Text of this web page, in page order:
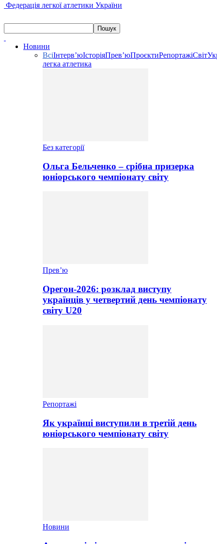
Федерація легкої атлетики України
Новини
ВсіІнтерв’юІсторіяПрев’юПроєктиРепортажіСвіт
легка атлетика
Без категорії
Ольга Бельченко – срібна призерка
юніорського чемпіонату світу
Прев’ю
Орегон-2026: розклад виступу
українців у четвертий день чемпіонату
світу U20
Репортажі
Як українці виступили в третій день
юніорського чемпіонату світу
Новини